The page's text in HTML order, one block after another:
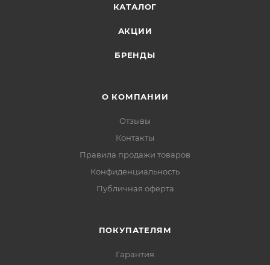
КАТАЛОГ
АКЦИИ
БРЕНДЫ
О КОМПАНИИ
Отзывы
Контакты
Правила продажи товаров
Конфиденциальность
Публичная оферта
ПОКУПАТЕЛЯМ
Гарантия